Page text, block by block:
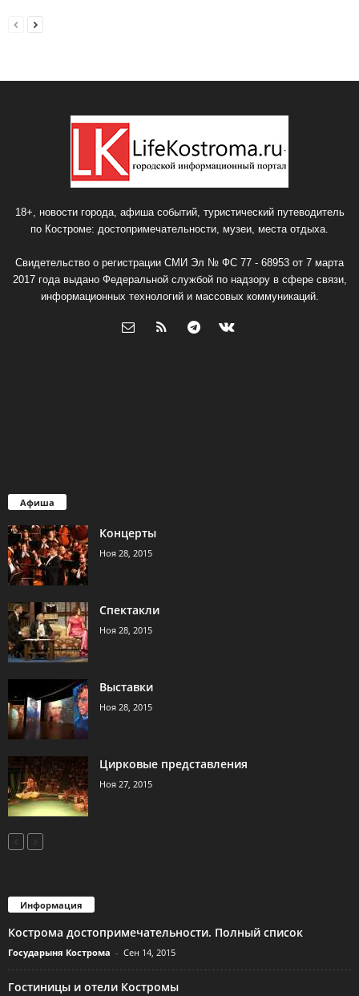
18+, новости города, афиша событий, туристический путеводитель
по Костроме: достопримечательности, музеи, места отдыха.
Свидетельство о регистрации СМИ Эл № ФС 77 - 68953 от 7 марта
2017 года выдано Федеральной службой по надзору в сфере связи,
информационных технологий и массовых коммуникаций.
Афиша
Концерты
Ноя 28, 2015
Спектакли
Ноя 28, 2015
Выставки
Ноя 28, 2015
Цирковые представления
Ноя 27, 2015
Информация
Кострома достопримечательности. Полный список
Государыня Кострома - Сен 14, 2015
Гостиницы и отели Костромы